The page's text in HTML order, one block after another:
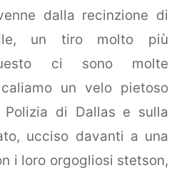
dalla recinzione di
un tiro molto più
ci sono molte
un velo pietoso
di Dallas e sulla
ucciso davanti a una
i loro orgogliosi stetson,